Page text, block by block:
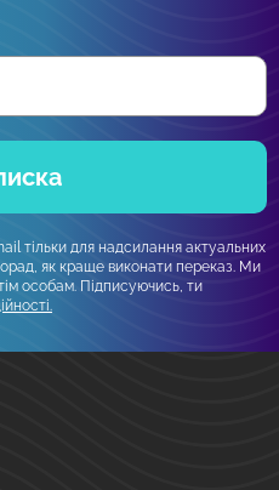
тільки для надсилання актуальних
як краще виконати переказ. Ми
особам. Підписуючись, ти